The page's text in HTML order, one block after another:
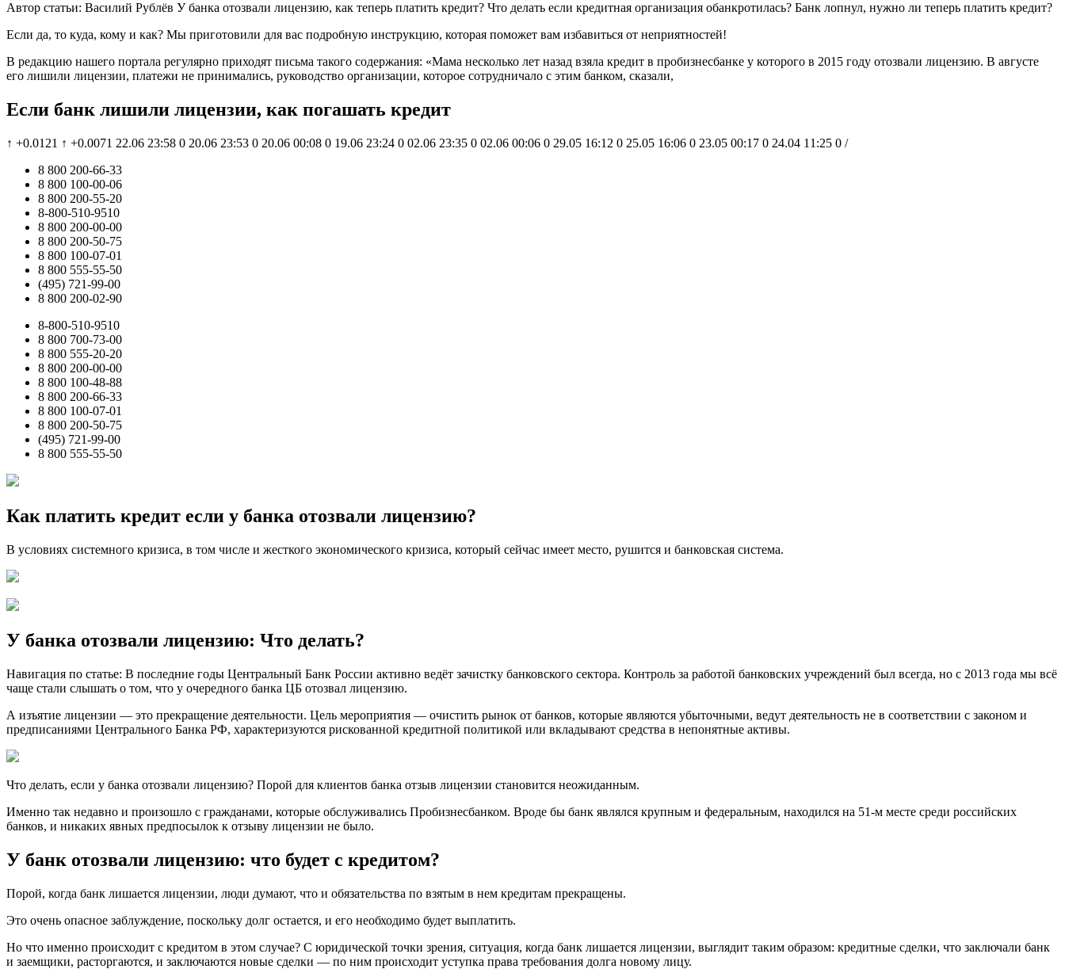
Автор статьи: Василий Рублёв У банка отозвали лицензию, как теперь платить кредит? Что делать если кредитная организация обанкротилась? Банк лопнул, нужно ли теперь платить кредит?
Если да, то куда, кому и как? Мы приготовили для вас подробную инструкцию, которая поможет вам избавиться от неприятностей!
В редакцию нашего портала регулярно приходят письма такого содержания: «Мама несколько лет назад взяла кредит в пробизнесбанке у которого в 2015 году отозвали лицензию. В августе
его лишили лицензии, платежи не принимались, руководство организации, которое сотрудничало с этим банком, сказали,
Если банк лишили лицензии, как погашать кредит
↑ +0.0121 ↑ +0.0071 22.06 23:58 0 20.06 23:53 0 20.06 00:08 0 19.06 23:24 0 02.06 23:35 0 02.06 00:06 0 29.05 16:12 0 25.05 16:06 0 23.05 00:17 0 24.04 11:25 0 /
8 800 200-66-33
8 800 100-00-06
8 800 200-55-20
8-800-510-9510
8 800 200-00-00
8 800 200-50-75
8 800 100-07-01
8 800 555-55-50
(495) 721-99-00
8 800 200-02-90
8-800-510-9510
8 800 700-73-00
8 800 555-20-20
8 800 200-00-00
8 800 100-48-88
8 800 200-66-33
8 800 100-07-01
8 800 200-50-75
(495) 721-99-00
8 800 555-55-50
Как платить кредит если у банка отозвали лицензию?
В условиях системного кризиса, в том числе и жесткого экономического кризиса, который сейчас имеет место, рушится и банковская система.
У банка отозвали лицензию: Что делать?
Навигация по статье: В последние годы Центральный Банк России активно ведёт зачистку банковского сектора. Контроль за работой банковских учреждений был всегда, но с 2013 года мы всё
чаще стали слышать о том, что у очередного банка ЦБ отозвал лицензию.
А изъятие лицензии — это прекращение деятельности. Цель мероприятия — очистить рынок от банков, которые являются убыточными, ведут деятельность не в соответствии с законом и
предписаниями Центрального Банка РФ, характеризуются рискованной кредитной политикой или вкладывают средства в непонятные активы.
Что делать, если у банка отозвали лицензию? Порой для клиентов банка отзыв лицензии становится неожиданным.
Именно так недавно и произошло с гражданами, которые обслуживались Пробизнесбанком. Вроде бы банк являлся крупным и федеральным, находился на 51-м месте среди российских
банков, и никаких явных предпосылок к отзыву лицензии не было.
У банк отозвали лицензию: что будет с кредитом?
Порой, когда банк лишается лицензии, люди думают, что и обязательства по взятым в нем кредитам прекращены.
Это очень опасное заблуждение, поскольку долг остается, и его необходимо будет выплатить.
Но что именно происходит с кредитом в этом случае? С юридической точки зрения, ситуация, когда банк лишается лицензии, выглядит таким образом: кредитные сделки, что заключали банк
и заемщики, расторгаются, и заключаются новые сделки — по ним происходит уступка права требования долга новому лицу.